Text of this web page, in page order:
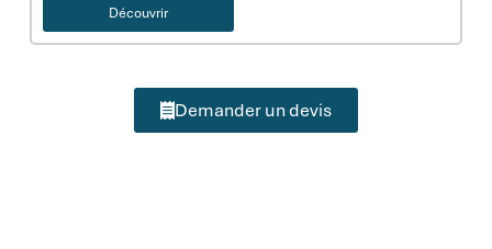
Découvrir
Demander un devis